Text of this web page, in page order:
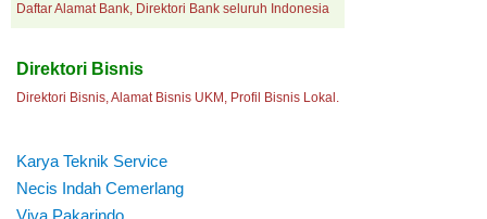
Daftar Alamat Bank, Direktori Bank seluruh Indonesia
Direktori Bisnis
Direktori Bisnis, Alamat Bisnis UKM, Profil Bisnis Lokal.
Karya Teknik Service
Necis Indah Cemerlang
Viva Pakarindo